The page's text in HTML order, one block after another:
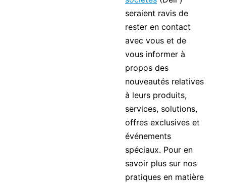
seraient ravis de
rester en contact
avec vous et de
vous informer à
propos des
nouveautés relatives
à leurs produits,
services, solutions,
offres exclusives et
événements
spéciaux. Pour en
savoir plus sur nos
pratiques en matière